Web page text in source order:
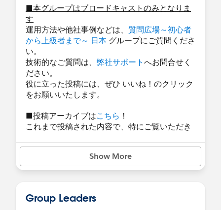
Q10. パートナーユーザーなど外部ユーザーからの
メール送信も対象ですか?
A10: はい、ライセンス種別に関わらず全ユーザー
が対象です。Partner Community や Customer
Community ユーザーのメールアドレスでメール送
信を行っている場合、送信元メールアドレスを組
織のメールアドレス（検証済みドメイン）に変更
する対応が必要です。
Q11. フロー・Apex・承認プロセスなど自動化処
理でのメール送信も影響を受けますか?
A11:影響を受けます。
Q12. その他、どのようなメール送信が影響を受け
A12:
お客様のメールアドレスを用いた Salesforce
から送信されるメールが対象です。
談、取引先、ケース (Einstein 活動キャプチャ はケ
ースオブジェクトには適用されません) 以外の
Salesforce から送信されるメールは、ドメインの検
証を行う必要があります。）
■ 対応方法
Salesforce システム管理者様および DNS 管理者様
にて、以下のいずれか の設定を実施してくださ
い。
-DKIM 鍵の作成・有効化
いずれの設定においても DNS へのレコード
追加（CNAME 等）が必要となります。社内のネッ
をお願いいたします。
■本グループはブロードキャストのみとなりま
す
運用方法や他社事例などは、 質問広場～初心者
から上級者まで～ 日本 グループにご質問くださ
い。
技術的なご質問は、 弊社サポートへお問合せく
ださい。
役に立った投稿には、ぜひ いいね！のクリック
をお願いいたします。
■投稿アーカイブはこちら ！
これまで投稿された内容で、特にご覧いただき
弊社サポート部門のYoutubeチャンネル:
Show More
Group Leaders